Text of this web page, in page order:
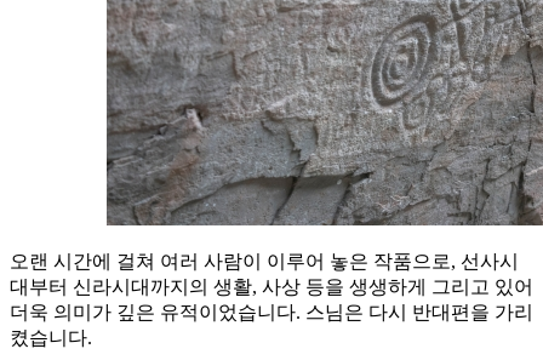
오랜 시간에 걸쳐 여러 사람이 이루어 놓은 작품으로, 선사시
대부터 신라시대까지의 생활, 사상 등을 생생하게 그리고 있어
더욱 의미가 깊은 유적이었습니다. 스님은 다시 반대편을 가리
켰습니다.